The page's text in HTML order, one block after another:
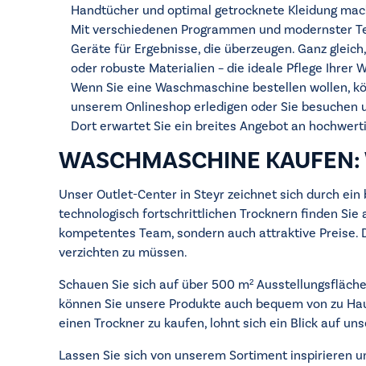
Handtücher und optimal getrocknete Kleidung
Mit verschiedenen Programmen und modernster
Geräte für Ergebnisse, die überzeugen. Ganz
oder robuste Materialien – die ideale Pflege Ihrer
Wenn Sie eine Waschmaschine bestellen wollen,
unserem Onlineshop erledigen oder Sie besuchen
Dort erwartet Sie ein breites Angebot an
WASCHMASCHINE
Unser Outlet-Center in Steyr zeichnet sich durch
technologisch fortschrittlichen Trocknern finden Sie
kompetentes Team, sondern auch attraktive
verzichten zu müssen.
Schauen Sie sich auf über 500 m²
können Sie unsere Produkte auch bequem von zu
einen Trockner zu kaufen, lohnt sich ein Blick auf
Lassen Sie sich von unserem Sortiment inspirieren